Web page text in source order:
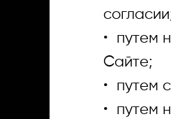
Контакты
• путем
Сайте;
• путем
• путем